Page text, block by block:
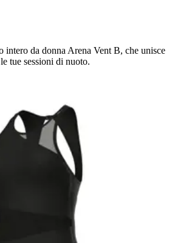
intero da donna Arena Vent B, che unisce
tue sessioni di nuoto.